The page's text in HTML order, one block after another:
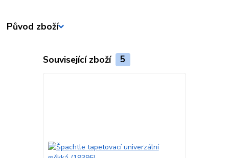
Původ zboží
Související zboží 5